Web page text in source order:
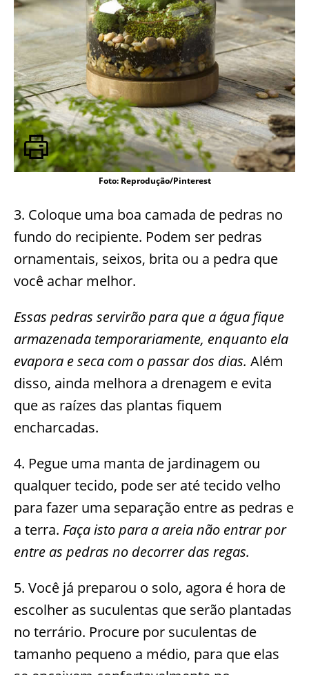
Foto: Reprodução/Pinterest
3. Coloque uma boa camada de pedras no
fundo do recipiente. Podem ser pedras
ornamentais, seixos, brita ou a pedra que
você achar melhor.
Essas pedras servirão para que a água fique
armazenada temporariamente, enquanto ela
evapora e seca com o passar dos dias. Além
disso, ainda melhora a drenagem e evita
que as raízes das plantas fiquem
encharcadas.
4. Pegue uma manta de jardinagem ou
qualquer tecido, pode ser até tecido velho
para fazer uma separação entre as pedras e
a terra. Faça isto para a areia não entrar por
entre as pedras no decorrer das regas.
5. Você já preparou o solo, agora é hora de
escolher as suculentas que serão plantadas
no terrário. Procure por suculentas de
tamanho pequeno a médio, para que elas